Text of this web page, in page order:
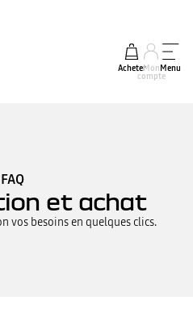
AcheterMon
compte
Menu
FAQ
et achat
vos besoins en quelques clics.